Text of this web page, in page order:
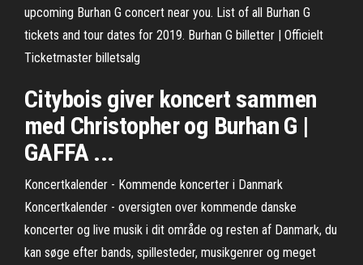
upcoming Burhan G concert near you. List of all Burhan G
tickets and tour dates for 2019. Burhan G billetter | Officielt
Ticketmaster billetsalg
Citybois giver koncert sammen
med Christopher og Burhan G |
GAFFA ...
Koncertkalender - Kommende koncerter i Danmark
Koncertkalender - oversigten over kommende danske
koncerter og live musik i dit område og resten af Danmark, du
kan søge efter bands, spillesteder, musikgenrer og meget